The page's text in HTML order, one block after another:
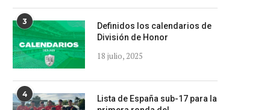
3
Definidos los calendarios de
División de Honor
18 julio, 2025
4
Lista de España sub-17 para la